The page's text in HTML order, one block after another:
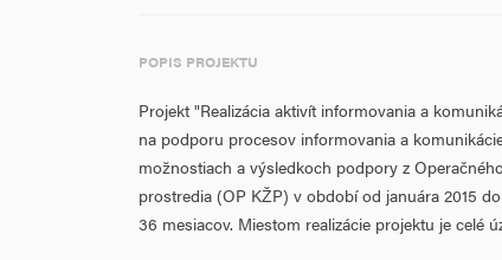
POPIS PROJEKTU
Projekt "Realizácia aktivít informovania a
na podporu procesov informovania a
možnostiach a výsledkoch podpory z
prostredia (OP KŽP) v období od januára 2015
36 mesiacov. Miestom realizácie projektu je celé